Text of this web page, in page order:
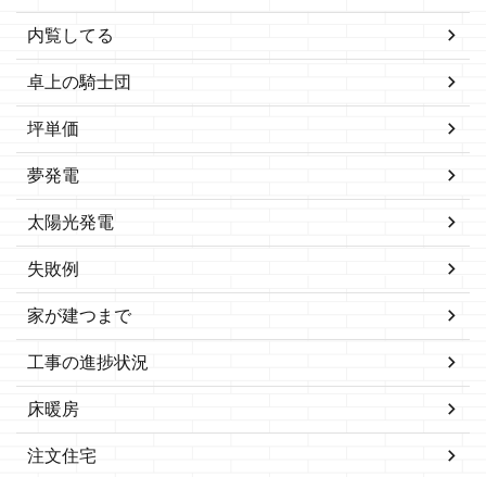
内覧してる
卓上の騎士団
坪単価
夢発電
太陽光発電
失敗例
家が建つまで
工事の進捗状況
床暖房
注文住宅